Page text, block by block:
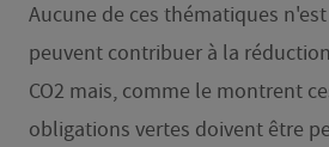
Aucune de ces thématiques
peuvent contribuer à la
CO2 mais, comme le montrent
obligations vertes doivent être